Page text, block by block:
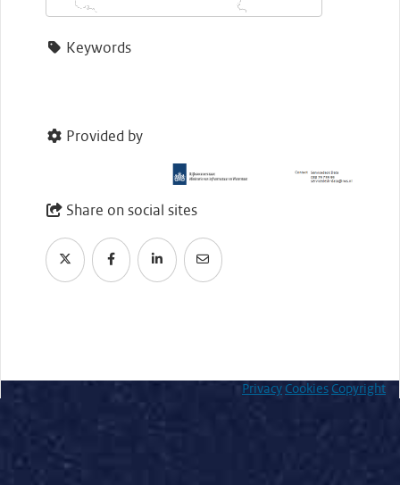
Keywords
Provided by
Share on social sites
Privacy Cookies Copyright